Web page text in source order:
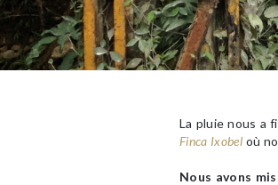
La pluie nous a
Finca Ixobel où
Nous avons